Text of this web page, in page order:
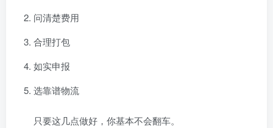
问清楚费用
合理打包
如实申报
选靠谱物流
只要这几点做好，你基本不会翻车。